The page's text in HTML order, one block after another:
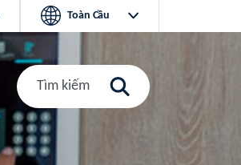
Toàn Cầu
Tìm kiếm